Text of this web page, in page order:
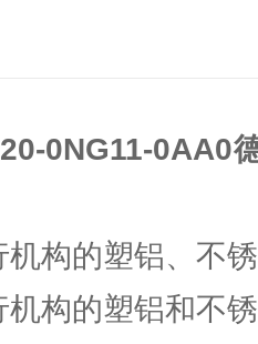
0NG11-0AA0
机构的塑铝、不
构的塑铝和不